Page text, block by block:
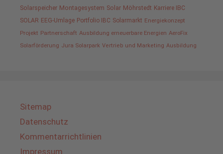
Solarspeicher Montagesystem Solar Möhrstedt Karriere IBC
SOLAR EEG-Umlage Portfolio IBC Solarmarkt Energiekonzept
Projekt Partnerschaft Ausbildung erneuerbare Energien AeroFix
Solarförderung Jura Solarpark Vertrieb und Marketing Ausbildung
Sitemap
Datenschutz
Kommentarrichtlinien
Impressum